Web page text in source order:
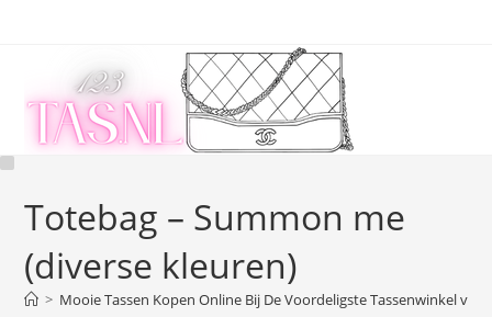
Totebag – Summon me
(diverse kleuren)
> Mooie Tassen Kopen Online Bij De Voordeligste Tassenwinkel van